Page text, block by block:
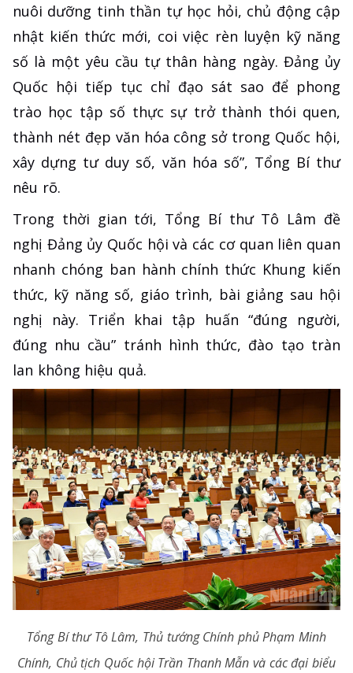
nuôi dưỡng tinh thần tự học hỏi, chủ động cập
nhật kiến thức mới, coi việc rèn luyện kỹ năng
số là một yêu cầu tự thân hàng ngày. Đảng ủy
Quốc hội tiếp tục chỉ đạo sát sao để phong
trào học tập số thực sự trở thành thói quen,
thành nét đẹp văn hóa công sở trong Quốc hội,
xây dựng tư duy số, văn hóa số”, Tổng Bí thư
nêu rõ.
Trong thời gian tới, Tổng Bí thư Tô Lâm đề
nghị Đảng ủy Quốc hội và các cơ quan liên quan
nhanh chóng ban hành chính thức Khung kiến
thức, kỹ năng số, giáo trình, bài giảng sau hội
nghị này. Triển khai tập huấn “đúng người,
đúng nhu cầu” tránh hình thức, đào tạo tràn
lan không hiệu quả.
Tổng Bí thư Tô Lâm, Thủ tướng Chính phủ Phạm Minh
Chính, Chủ tịch Quốc hội Trần Thanh Mẫn và các đại biểu